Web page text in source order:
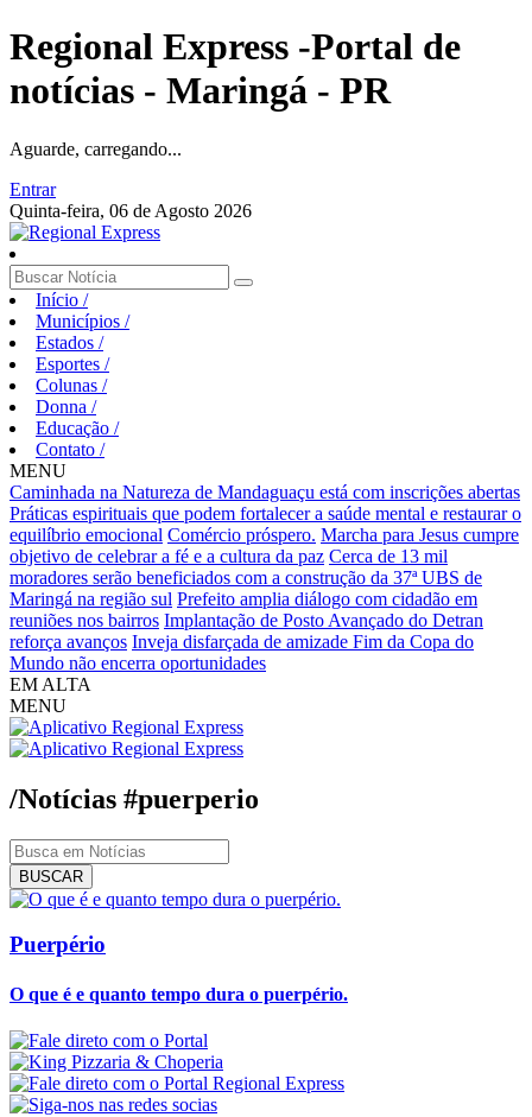
Regional Express -Portal de
notícias - Maringá - PR
Aguarde, carregando...
Entrar
Quinta-feira, 06 de Agosto 2026
Início /
Municípios /
Estados /
Esportes /
Colunas /
Donna /
Educação /
Contato /
MENU
Caminhada na Natureza de Mandaguaçu está com inscrições abertas
Práticas espirituais que podem fortalecer a saúde mental e restaurar o
equilíbrio emocional Comércio próspero. Marcha para Jesus cumpre
objetivo de celebrar a fé e a cultura da paz Cerca de 13 mil
moradores serão beneficiados com a construção da 37ª UBS de
Maringá na região sul Prefeito amplia diálogo com cidadão em
reuniões nos bairros Implantação de Posto Avançado do Detran
reforça avanços Inveja disfarçada de amizade Fim da Copa do
Mundo não encerra oportunidades
EM ALTA
MENU
/Notícias #puerperio
BUSCAR
Puerpério
O que é e quanto tempo dura o puerpério.